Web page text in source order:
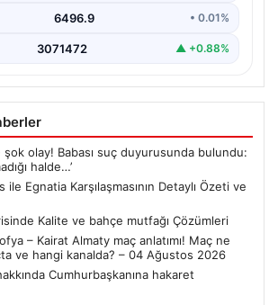
6496.9 • 0.01%
3071472 ▲ +0.88%
şok olay! Babası suç duyurusunda bulundu:
halde…’
ile Egnatia Karşılaşmasının Detaylı Özeti ve
Kalite ve bahçe mutfağı Çözümleri
– Kairat Almaty maç anlatımı! Maç ne
ve hangi kanalda? – 04 Ağustos 2026
Cumhurbaşkanına hakaret